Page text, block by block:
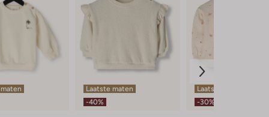
Laatste maten
-40%
Laatste item
-30%